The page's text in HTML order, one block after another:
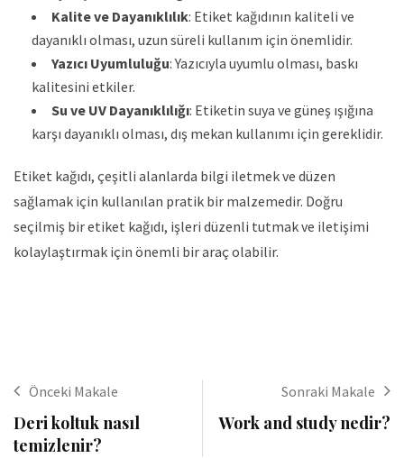
Kalite ve Dayanıklılık: Etiket kağıdının kaliteli ve
dayanıklı olması, uzun süreli kullanım için önemlidir.
Yazıcı Uyumluluğu: Yazıcıyla uyumlu olması, baskı
kalitesini etkiler.
Su ve UV Dayanıklılığı: Etiketin suya ve güneş ışığına
karşı dayanıklı olması, dış mekan kullanımı için gereklidir.
Etiket kağıdı, çeşitli alanlarda bilgi iletmek ve düzen
sağlamak için kullanılan pratik bir malzemedir. Doğru
seçilmiş bir etiket kağıdı, işleri düzenli tutmak ve iletişimi
kolaylaştırmak için önemli bir araç olabilir.
Önceki Makale
Deri koltuk nasıl
temizlenir?
Sonraki Makale
Work and study nedir?